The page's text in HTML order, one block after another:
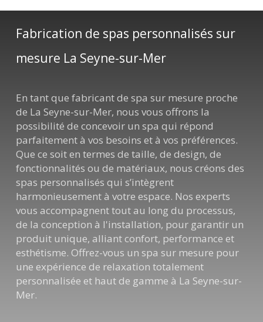
Fabrication de spas personnalisés sur
mesure La Seyne-sur-Mer
En tant que fabricant de spa sur mesure proche
de La Seyne-sur-Mer, nous vous offrons la
possibilité de concevoir un spa qui répond
parfaitement à vos besoins et à vos préférences.
Que ce soit en termes de taille, de design, de
fonctionnalités ou de matériaux, nous créons des
spas personnalisés qui s’intègrent
harmonieusement à votre espace. Nos experts
vous accompagnent tout au long du processus,
de la conception à l'installation, pour garantir un
produit unique, alliant confort, performance et
esthétisme. Offrez-vous un spa sur mesure pour
une expérience de relaxation totalement
personnalisée et haut de gamme à La Seyne-sur-
Mer.